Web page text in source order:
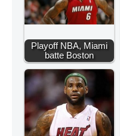
Playoff NBA, Miami
batte Boston